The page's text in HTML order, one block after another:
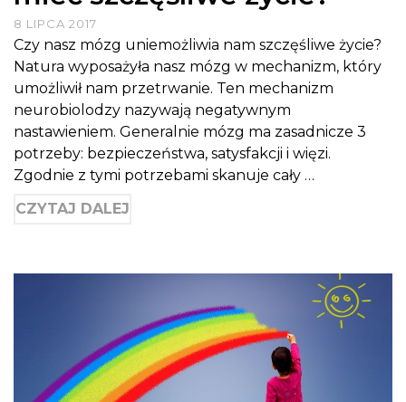
8 LIPCA 2017
Czy nasz mózg uniemożliwia nam szczęśliwe życie?
Natura wyposażyła nasz mózg w mechanizm, który
umożliwił nam przetrwanie. Ten mechanizm
neurobiolodzy nazywają negatywnym
nastawieniem. Generalnie mózg ma zasadnicze 3
potrzeby: bezpieczeństwa, satysfakcji i więzi.
Zgodnie z tymi potrzebami skanuje cały …
CZYTAJ DALEJ